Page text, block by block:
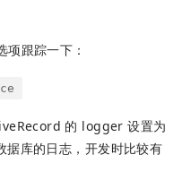
跟踪一下：
的 logger 设置为
库的日志，开发时比较有